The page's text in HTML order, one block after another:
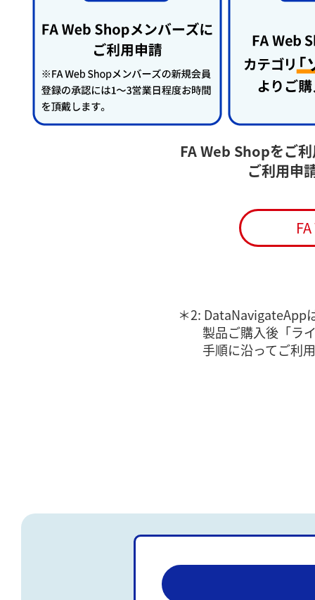
FA Web Shopをご
ご利用申
DataNavigateApp
製品ご購入後「ラ
手順に沿ってご利